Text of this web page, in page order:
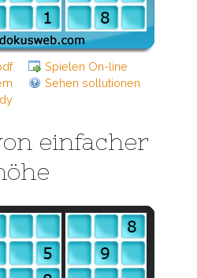
Spielen On-line
Sehen sollutionen
einfacher